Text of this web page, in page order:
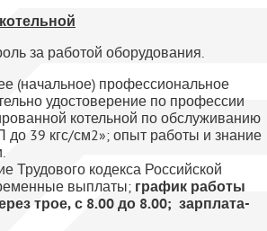
за работой оборудования.
(начальное) профессиональное
удостоверение по профессии
котельной по обслуживанию
до 39 кгс/см2»; опыт работы и знание
Трудового кодекса Российской
выплаты; график работы
трое, с 8.00 до 8.00; зарплата-